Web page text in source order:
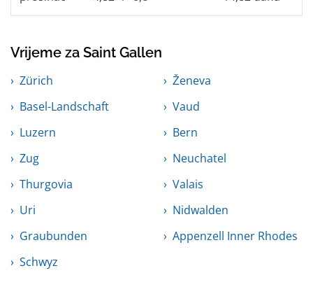
Vrijeme za Saint Gallen
Zürich
Ženeva
Basel-Landschaft
Vaud
Luzern
Bern
Zug
Neuchatel
Thurgovia
Valais
Uri
Nidwalden
Graubunden
Appenzell Inner Rhodes
Schwyz